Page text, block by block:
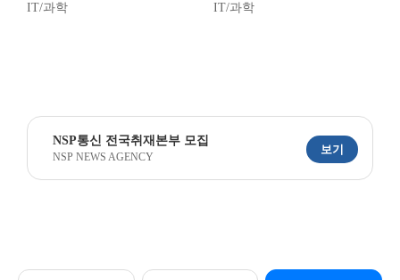
IT/과학 IT/과학
NSP통신 전국취재본부 모집
NSP NEWS AGENCY
보기